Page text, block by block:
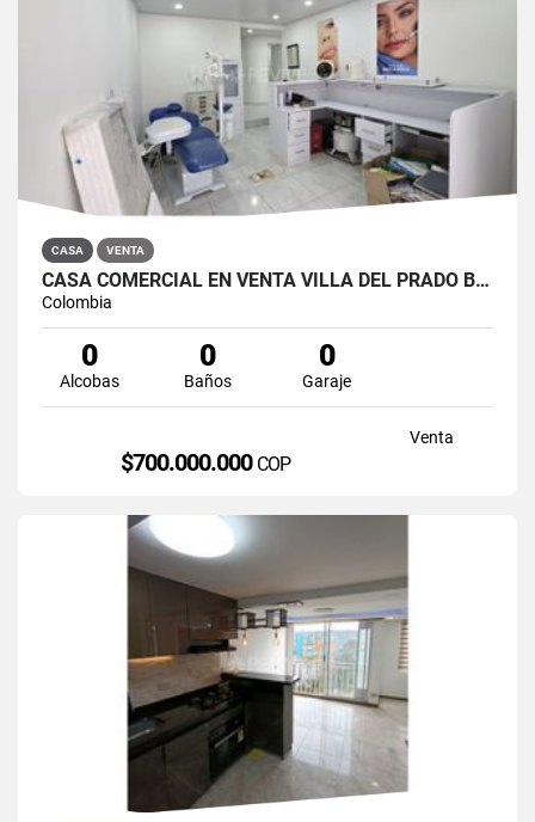
CASA VENTA
CASA COMERCIAL EN VENTA VILLA DEL PRADO BOGOTÁ NORTE
Colombia
0
Alcobas
0
Baños
0
Garaje
Venta
$700.000.000 COP